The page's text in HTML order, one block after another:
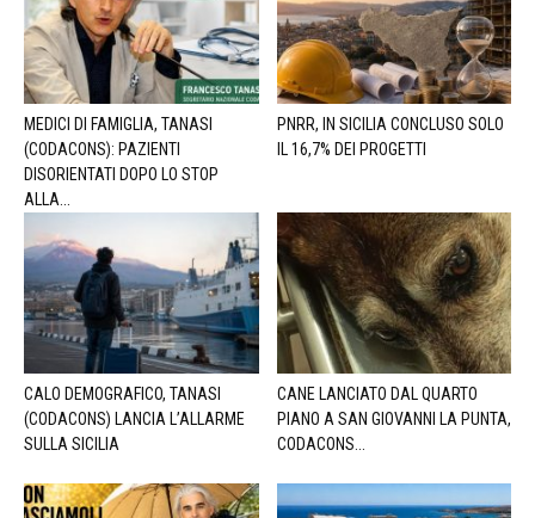
MEDICI DI FAMIGLIA, TANASI
(CODACONS): PAZIENTI
DISORIENTATI DOPO LO STOP
ALLA...
PNRR, IN SICILIA CONCLUSO SOLO
IL 16,7% DEI PROGETTI
CALO DEMOGRAFICO, TANASI
(CODACONS) LANCIA L’ALLARME
SULLA SICILIA
CANE LANCIATO DAL QUARTO
PIANO A SAN GIOVANNI LA PUNTA,
CODACONS...